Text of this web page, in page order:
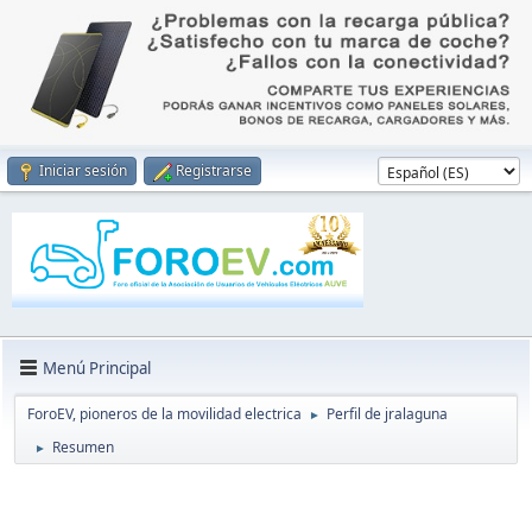
Iniciar sesión Registrarse
Menú Principal
ForoEV, pioneros de la movilidad electrica ► Perfil de jralaguna
► Resumen